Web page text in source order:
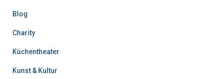
Blog
Charity
Küchentheater
Kunst & Kultur